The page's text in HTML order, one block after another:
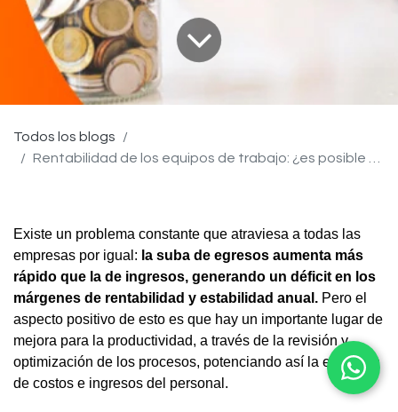
Todos los blogs
Rentabilidad de los equipos de trabajo: ¿es posible medirla?
Existe un problema constante que atraviesa a todas las
empresas por igual: la suba de egresos aumenta más
rápido que la de ingresos, generando un déficit en los
márgenes de rentabilidad y estabilidad anual. Pero el
aspecto positivo de esto es que hay un importante lugar de
mejora para la productividad, a través de la revisión y
optimización de los procesos, potenciando así la ecuación
de costos e ingresos del personal.